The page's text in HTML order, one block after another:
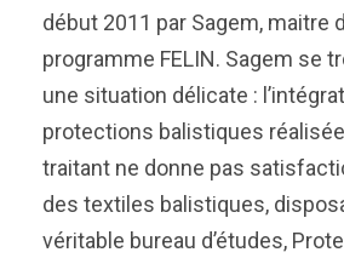
début 2011 par Sagem, maitre
programme FELIN. Sagem se
une situation délicate :
protections balistiques
traitant ne donne pas
des textiles balistiques,
véritable bureau d’études,